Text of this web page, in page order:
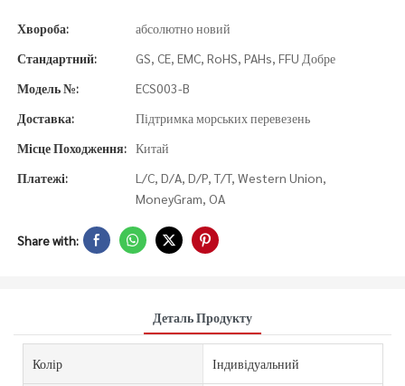
Хвороба:
абсолютно новий
Стандартний:
GS, CE, EMC, RoHS, PAHs, FFU Добре
Модель №:
ECS003-B
Доставка:
Підтримка морських перевезень
Місце Походження: Китай
Платежі:
L/C, D/A, D/P, T/T, Western Union,
MoneyGram, OA
Share with:
Деталь Продукту
Колір Індивідуальний